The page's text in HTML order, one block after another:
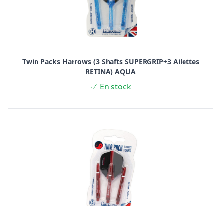
Twin Packs Harrows (3 Shafts SUPERGRIP+3 Ailettes
RETINA) AQUA
En stock